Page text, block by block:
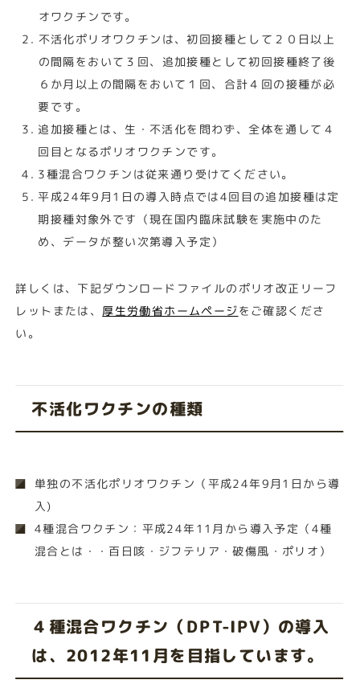
オワクチンです。
不活化ポリオワクチンは、初回接種として２０日以上
の間隔をおいて３回、追加接種として初回接種終了後
６か月以上の間隔をおいて１回、合計４回の接種が必
要です。
追加接種とは、生・不活化を問わず、全体を通して４
回目となるポリオワクチンです。
3種混合ワクチンは従来通り受けてください。
平成24年9月1日の導入時点では4回目の追加接種は定
期接種対象外です（現在国内臨床試験を実施中のた
め、データが整い次第導入予定）
詳しくは、下記ダウンロードファイルのポリオ改正リーフ
レットまたは、 厚生労働省ホームページをご確認くださ
い。
不活化ワクチンの種類
単独の不活化ポリオワクチン（平成24年9月1日から導
入)
4種混合ワクチン：平成24年11月から導入予定（4種
混合とは・・百日咳・ジフテリア・破傷風・ポリオ）
４種混合ワクチン（DPT-IPV）の導入
は、2012年11月を目指しています。